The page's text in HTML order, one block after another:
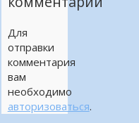
Для
отправки
комментария
вам
необходимо
авторизоваться.